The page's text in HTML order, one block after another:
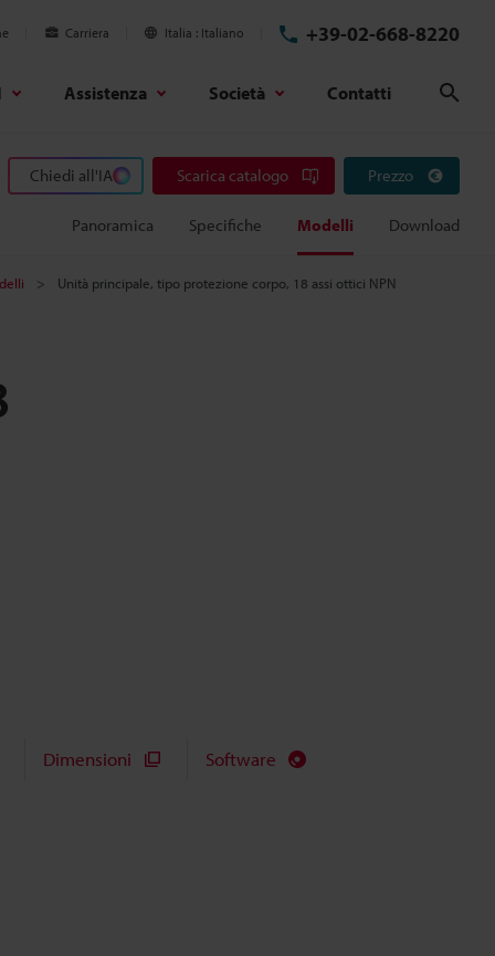
Carriera Italia Italiano +39-02-668-8220
Assistenza Società Contatti
Chiedi all'IA Scarica catalogo Prezzo
Panoramica Specifiche Modelli Download
Unità principale, tipo protezione corpo, 18 assi ottici NPN
Dimensioni Software